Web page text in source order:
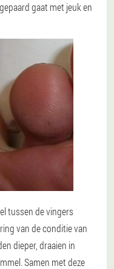
gaat met jeuk en
tussen de vingers
van de conditie van
dieper, draaien in
Samen met deze